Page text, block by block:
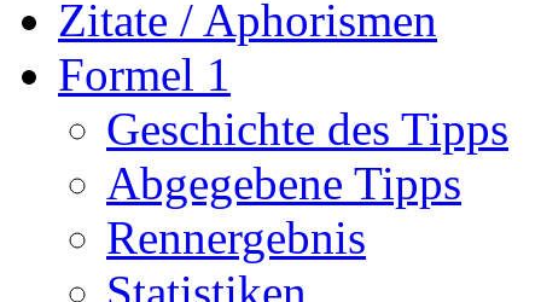
Zitate / Aphorismen
Formel 1
Geschichte des Tipps
Abgegebene Tipps
Rennergebnis